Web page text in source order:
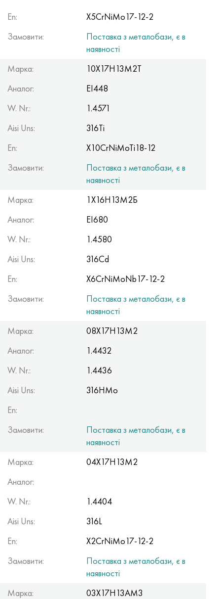
En:
X5CrNiMo17-12-2
Замовити:
Поставка з металобази, є в
наявності
Марка:
10Х17Н13М2Т
Аналог:
ЕІ448
W. Nr.:
1.4571
Aisi Uns:
316Ti
En:
X10CrNiMoTi18-12
Замовити:
Поставка з металобази, є в
наявності
Марка:
1Х16Н13М2Б
Аналог:
ЕІ680
W. Nr.:
1.4580
Aisi Uns:
316Cd
En:
X6CrNiMoNb17-12-2
Замовити:
Поставка з металобази, є в
наявності
Марка:
08Х17Н13М2
Аналог:
1.4432
W. Nr.:
1.4436
Aisi Uns:
316HMo
En:
Замовити:
Поставка з металобази, є в
наявності
Марка:
04Х17Н13М2
Аналог:
W. Nr.:
1.4404
Aisi Uns:
316L
En:
X2CrNiMo17-12-2
Замовити:
Поставка з металобази, є в
наявності
Марка:
03Х17Н13АМ3
Хастеллой C2000
Удимет 500
Удимет 720
45Х, 45h, 1.7035
45ХН2МФА, k2425, 45hnmf